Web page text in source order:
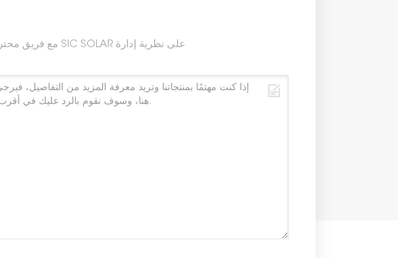
مع فريق محترف من ذوي الخبرة في مجال الطاقة الشمسية لمدة 10 سنوات، تصر شركة SIC SOLAR على نظرية إدارة